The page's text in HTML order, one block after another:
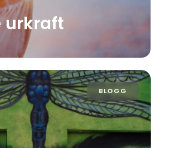
urkraft
BLOGG